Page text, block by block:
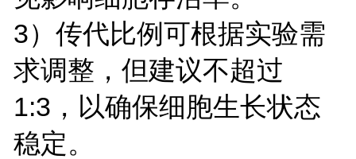
3）传代比例可根据实验需
求调整，但建议不超过
1:3，以确保细胞生长状态
稳定。